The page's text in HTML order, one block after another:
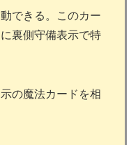
できる。このカー
裏側守備表示で特
の魔法カードを相